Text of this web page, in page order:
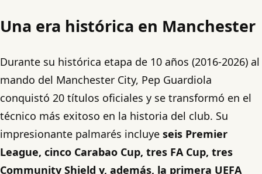
Una era histórica en Manchester
Durante su histórica etapa de 10 años (2016-2026) al
mando del Manchester City, Pep Guardiola
conquistó 20 títulos oficiales y se transformó en el
técnico más exitoso en la historia del club. Su
impresionante palmarés incluye seis Premier
League, cinco Carabao Cup, tres FA Cup, tres
Community Shield y, además, la primera UEFA